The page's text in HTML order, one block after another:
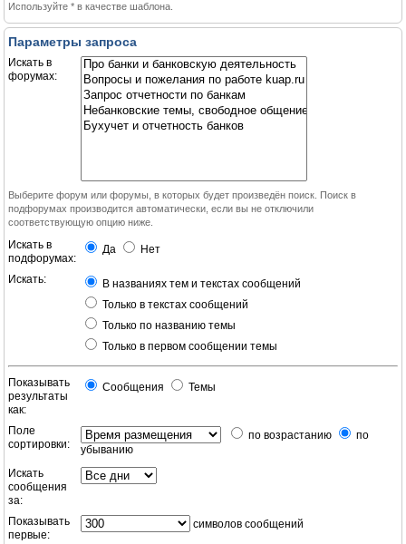
Используйте * в качестве шаблона.
Параметры запроса
Искать в
форумах:
Выберите форум или форумы, в которых будет произведён поиск. Поиск в
подфорумах производится автоматически, если вы не отключили
соответствующую опцию ниже.
Искать в
подфорумах:
Да Нет
Искать:
В названиях тем и текстах сообщений
Только в текстах сообщений
Только по названию темы
Только в первом сообщении темы
Показывать
результаты
как:
Сообщения Темы
Поле
сортировки:
по возрастанию
по
убыванию
Искать
сообщения
за:
Показывать
первые:
символов сообщений